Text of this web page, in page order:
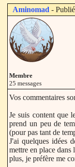
Aminomad -
Membre
25 messages
Vos commentaires
Je suis content que
prend un peu de
(pour pas tant de
J'ai quelques idées
mettre en place dans
plus, je préfère me